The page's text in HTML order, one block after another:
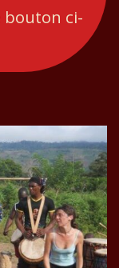
bouton ci-